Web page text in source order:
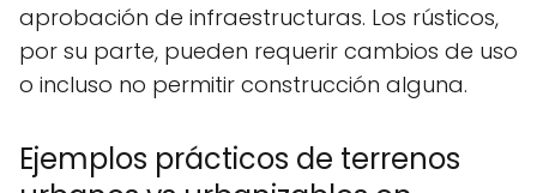
aprobación de infraestructuras. Los rústicos,
por su parte, pueden requerir cambios de uso
o incluso no permitir construcción alguna.
Ejemplos prácticos de terrenos